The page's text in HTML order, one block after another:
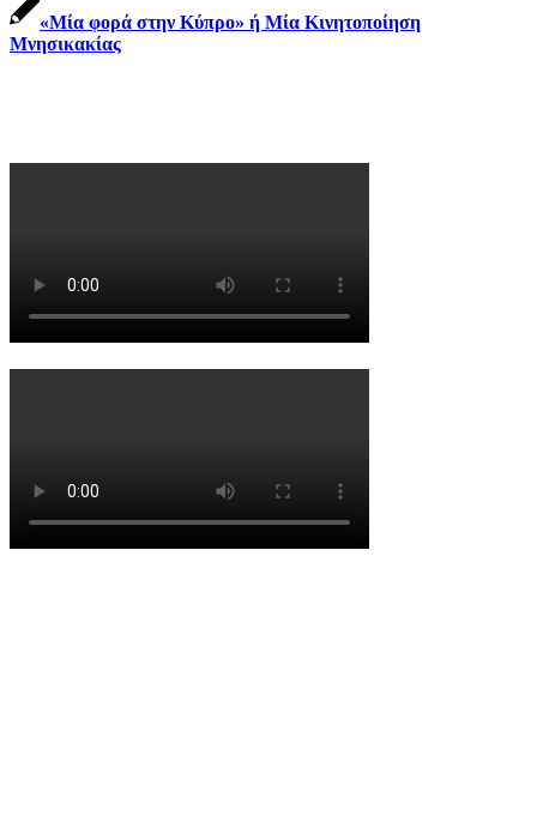
«Μία φορά στην Κύπρο» ή Μία Κινητοποίηση
Μνησικακίας